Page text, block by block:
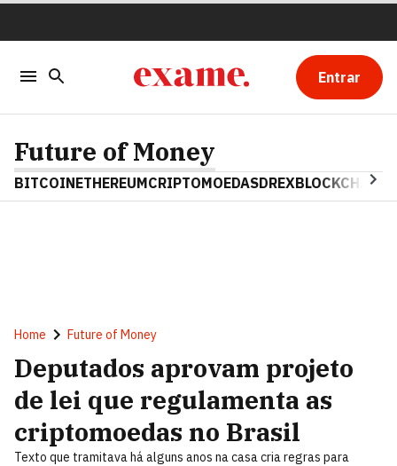
Entrar
Future of Money
BITCOINETHEREUMCRIPTOMOEDASDREXBLOCKCHAIN
Home Future of Money
Deputados aprovam projeto
de lei que regulamenta as
criptomoedas no Brasil
Texto que tramitava há alguns anos na casa cria regras para